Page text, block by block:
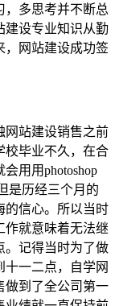
，多思考并不断总
建设专业知识从勤
，网站建设成功签
网站建设销售之前
校毕业不久，在合
用用photoshop
是历经三个月的
的信心。所以当时
作就意味着无法继
。记得当时为了做
一二点，自学网
做到了全公司第一